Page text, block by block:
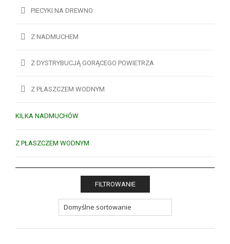
FILTROWANIE
PIECYKI NA DREWNO
Z NADMUCHEM
Z DYSTRYBUCJĄ GORĄCEGO POWIETRZA
Z PŁASZCZEM WODNYM
KILKA NADMUCHÓW
Z PŁASZCZEM WODNYM